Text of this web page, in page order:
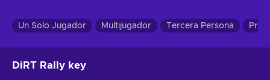
Un Solo Jugador Multijugador Tercera Persona
DiRT Rally key